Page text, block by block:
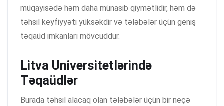
müqayisədə həm daha münasib qiymətlidir, həm də
təhsil keyfiyyəti yüksəkdir və tələbələr üçün geniş
təqaüd imkanları mövcuddur.
Litva Universitetlərində
Təqaüdlər
Burada təhsil alacaq olan tələbələr üçün bir neçə